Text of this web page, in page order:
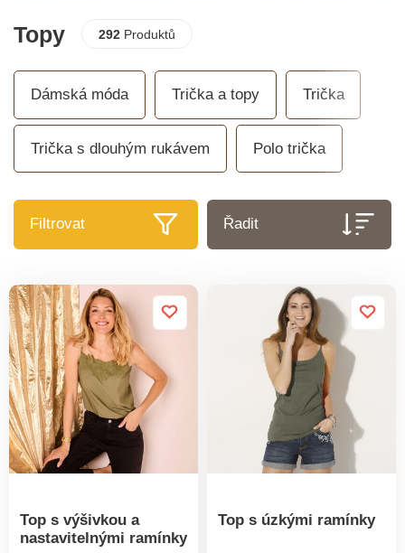
Topy 292Produktů
Dámská móda Trička a topy Trička
Trička s dlouhým rukávem Polo trička
Filtrovat Řadit
Top s výšivkou a
nastavitelnými ramínky
Top s úzkými ramínky